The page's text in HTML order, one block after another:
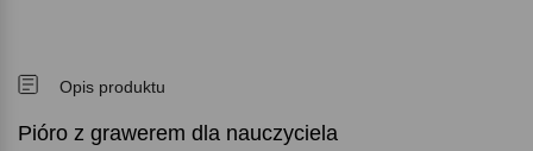
Opis produktu
Pióro z grawerem dla nauczyciela